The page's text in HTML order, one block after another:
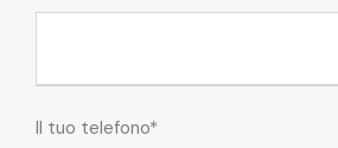
Il tuo telefono*